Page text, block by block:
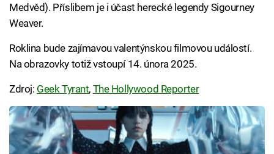
Medvěd). Příslibem je i účast herecké legendy Sigourney
Weaver.
Roklina bude zajímavou valentýnskou filmovou událostí.
Na obrazovky totiž vstoupí 14. února 2025.
Zdroj: Geek Tyrant, The Hollywood Reporter